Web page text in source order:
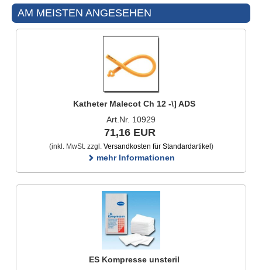
AM MEISTEN ANGESEHEN
Katheter Malecot Ch 12 -\] ADS
Art.Nr. 10929
71,16 EUR
(inkl. MwSt. zzgl. Versandkosten für Standardartikel )
mehr Informationen
ES Kompresse unsteril